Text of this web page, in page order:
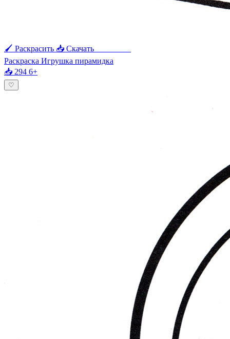
🖌 Раскрасить 📥 Скачать
Раскраска Игрушка пирамидка
📥 294 6+
♡